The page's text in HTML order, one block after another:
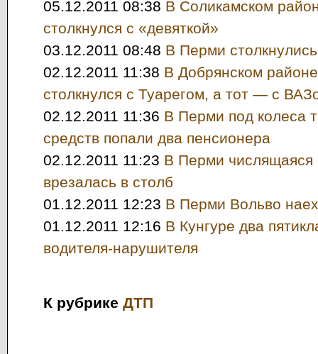
05.12.2011 08:38 В Соликамском
столкнулся с «девяткой»
03.12.2011 08:48 В Перми
02.12.2011 11:38 В Добрянском
столкнулся с Туарегом, а тот — с
02.12.2011 11:36 В Перми под колеса
средств попали два пенсионера
02.12.2011 11:23 В Перми числящаяся
врезалась в столб
01.12.2011 12:23 В Перми Вольво
01.12.2011 12:16 В Кунгуре два
водителя-нарушителя
К рубрике ДТП